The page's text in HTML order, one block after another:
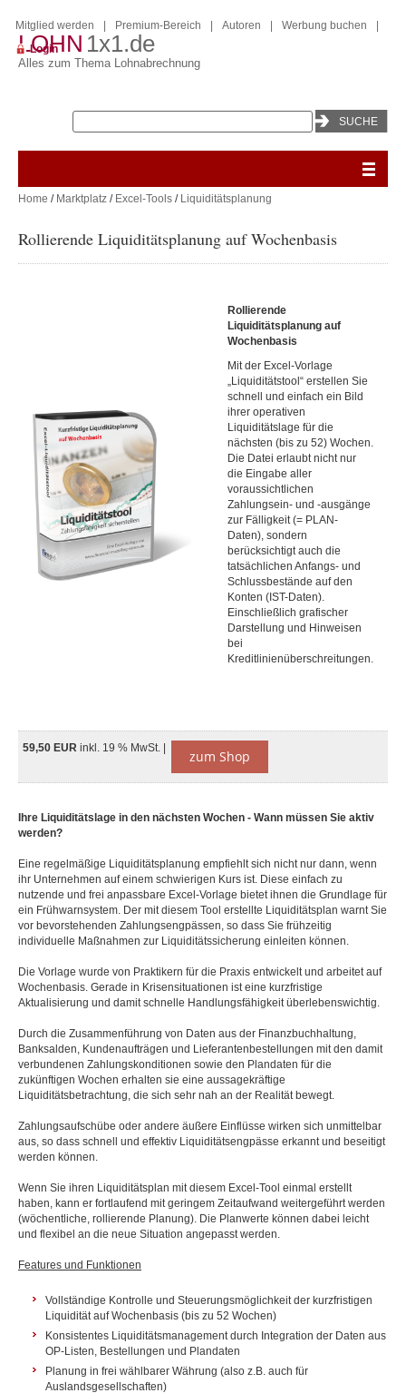
LOHN 1x1.de
Alles zum Thema Lohnabrechnung
Mitglied werden Premium-Bereich Autoren Werbung buchen
Login
Home / Marktplatz / Excel-Tools / Liquiditätsplanung
Rollierende Liquiditätsplanung auf Wochenbasis
Rollierende
Liquiditätsplanung auf
Wochenbasis
Mit der Excel-Vorlage
„Liquiditätstool“ erstellen Sie
schnell und einfach ein Bild
ihrer operativen
Liquiditätslage für die
nächsten (bis zu 52) Wochen.
Die Datei erlaubt nicht nur
die Eingabe aller
voraussichtlichen
Zahlungsein- und -ausgänge
zur Fälligkeit (= PLAN-
Daten), sondern
berücksichtigt auch die
tatsächlichen Anfangs- und
Schlussbestände auf den
Konten (IST-Daten).
Einschließlich grafischer
Darstellung und Hinweisen
bei
Kreditlinienüberschreitungen.
59,50 EUR inkl. 19 % MwSt. | zum Shop
Ihre Liquiditätslage in den nächsten Wochen - Wann müssen Sie aktiv
werden?
Eine regelmäßige Liquiditätsplanung empfiehlt sich nicht nur dann, wenn
ihr Unternehmen auf einem schwierigen Kurs ist. Diese einfach zu
nutzende und frei anpassbare Excel-Vorlage bietet ihnen die Grundlage für
ein Frühwarnsystem. Der mit diesem Tool erstellte Liquiditätsplan warnt Sie
vor bevorstehenden Zahlungsengpässen, so dass Sie frühzeitig
individuelle Maßnahmen zur Liquiditätssicherung einleiten können.
Die Vorlage wurde von Praktikern für die Praxis entwickelt und arbeitet auf
Wochenbasis. Gerade in Krisensituationen ist eine kurzfristige
Aktualisierung und damit schnelle Handlungsfähigkeit überlebenswichtig.
Durch die Zusammenführung von Daten aus der Finanzbuchhaltung,
Banksalden, Kundenaufträgen und Lieferantenbestellungen mit den damit
verbundenen Zahlungskonditionen sowie den Plandaten für die
zukünftigen Wochen erhalten sie eine aussagekräftige
Liquiditätsbetrachtung, die sich sehr nah an der Realität bewegt.
Zahlungsaufschübe oder andere äußere Einflüsse wirken sich unmittelbar
aus, so dass schnell und effektiv Liquiditätsengpässe erkannt und beseitigt
werden können.
Wenn Sie ihren Liquiditätsplan mit diesem Excel-Tool einmal erstellt
haben, kann er fortlaufend mit geringem Zeitaufwand weitergeführt werden
(wöchentliche, rollierende Planung). Die Planwerte können dabei leicht
und flexibel an die neue Situation angepasst werden.
Features und Funktionen
Vollständige Kontrolle und Steuerungsmöglichkeit der kurzfristigen
Liquidität auf Wochenbasis (bis zu 52 Wochen)
Konsistentes Liquiditätsmanagement durch Integration der Daten aus
OP-Listen, Bestellungen und Plandaten
Planung in frei wählbarer Währung (also z.B. auch für
Auslandsgesellschaften)